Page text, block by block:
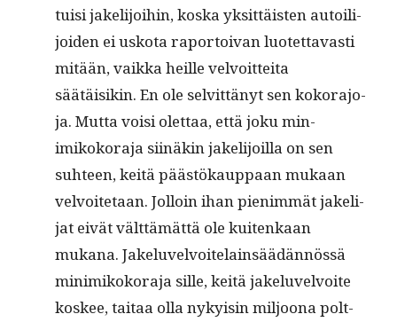
tu­isi jake­li­joi­hin, kos­ka yksit­täis­ten autoil­i­
joiden ei usko­ta rapor­toivan luotet­tavasti
mitään, vaik­ka heille velvoit­tei­ta
säätäisikin. En ole selvit­tänyt sen koko­ra­jo­
ja. Mut­ta voisi olet­taa, että joku min­
imikoko­ra­ja siinäkin jake­li­joil­la on sen
suh­teen, keitä päästökaup­paan mukaan
velvoite­taan. Jol­loin ihan pien­im­mät jake­li­
jat eivät vält­tämät­tä ole kuitenkaan
mukana. Jakelu­velvoite­lain­säädän­nössä
min­imikoko­ra­ja sille, keitä jakelu­velvoite
kos­kee, taitaa olla nyky­isin miljoona polt­